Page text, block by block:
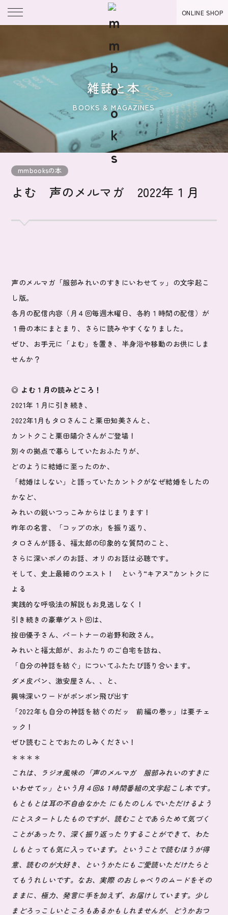
ONLINE SHOP
雑誌と本
BOOKS & MAGAZINES
mmbooksの本
よむ 声のメルマガ 2022年１月
声のメルマガ「服部みれいのすきにいわせてッ」の文字起こ
し版。
各月の配信内容（月４回毎週木曜日、各約１時間の配信）が
１冊の本にまとまり、さらに読みやすくなりました。
ぜひ、お手元に「よむ」を置き、半身浴や移動のお供にしま
せんか？
◎ よむ１月の読みどころ！
2021年１月に引き続き、
2022年1月もタロさんこと栗田知美さんと、
カントクこと栗田陽介さんがご登場！
別々の拠点で暮らしていたおふたりが、
どのように結婚に至ったのか、
「結婚はしない」と語っていたカントクがなぜ結婚をしたの
かなど、
みれいの鋭いつっこみからはじまります！
昨年の名言、「コップの水」を振り返り、
タロさんが語る、福太郎の印象的な質問のこと、
さらに深いポノのお話、オリのお話は必聴です。
そして、史上最細のウエスト！ という“キアヌ”カントクに
よる
実践的な呼吸法の解説もお見逃しなく！
引き続きの豪華ゲスト回は、
按田優子さん、パートナーの岩野和政さん。
みれいと福太郎が、おふたりのご自宅を訪ね、
「自分の神話を紡ぐ」についてふたたび語り合います。
ダメ皮パン、激安屋さん、、と、
興味深いワードがポンポン飛び出す
「2022年も自分の神話を紡ぐのだッ 前編の巻ッ」は要チェ
ック！
ぜひ読むことでおたのしみください！
＊＊＊＊
これは、ラジオ風味の「声のメルマガ 服部みれいのすきに
いわせてッ」という月４回&１時間番組の文字起こし本です。
もともとは耳の不自由なかた にもたのしんでいただけるよう
にとスタートしたものですが、読むことであらためて気づく
ことがあったり、深く振り返ったりすることができて、わた
しもとっても気に入っています。ということで読むほうが得
意、読むのが大好き、というかたにもご愛読いただけたらと
てもうれしいです。なお、実際 のおしゃべりのムードをその
ままに、極力、発言に手を加えず、お届けしています。少し
まどろっこしいところもあるかもしれませんが、どうかおつ